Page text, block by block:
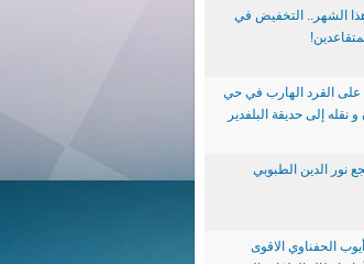
الشهر.. التخفيض في
على القرد الهارب في حي
نقله إلى حديقة البلفدير
نور الدين الطبوبي
الحفناوي الاقوى